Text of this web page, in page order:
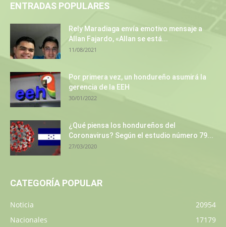
ENTRADAS POPULARES
Rely Maradiaga envía emotivo mensaje a
Allan Fajardo, «Allan se está...
11/08/2021
Por primera vez, un hondureño asumirá la
gerencia de la EEH
30/01/2022
¿Qué piensa los hondureños del
Coronavirus? Según el estudio número 79...
27/03/2020
CATEGORÍA POPULAR
Noticia
20954
Nacionales
17179